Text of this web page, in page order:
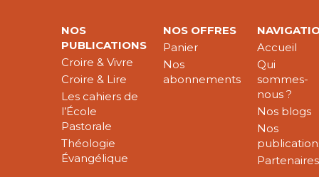
NOS
PUBLICATIONS
Croire & Vivre
Croire & Lire
Les cahiers de
l’École
Pastorale
Théologie
Évangélique
NOS OFFRES
Panier
Nos
abonnements
Accueil
Qui
sommes-
nous ?
Nos blogs
Nos
Partenaires